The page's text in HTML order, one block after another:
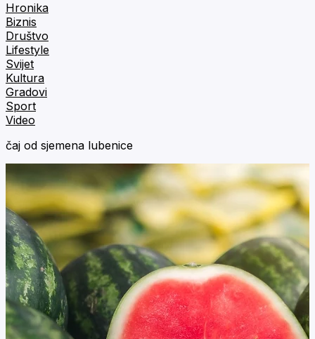
Hronika
Biznis
Društvo
Lifestyle
Svijet
Kultura
Gradovi
Sport
Video
čaj od sjemena lubenice